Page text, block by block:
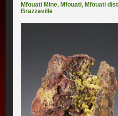
Mfouati Mine,Mfouati,Mfouati
Brazzaville